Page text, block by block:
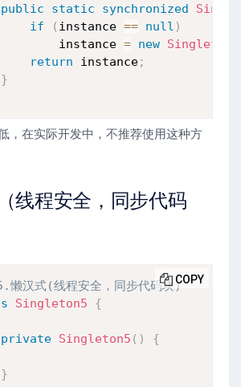
public
static synchronized
if
( instance == null )
instance
= new Singleton4
return instance;
}
，在实际开发中，不推荐使用这种方
线程安全，同步代码
汉式(线程安全，同步代码块)
Singleton5 {
private Singleton5 ( ) {
}
COPY